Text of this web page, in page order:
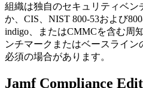
組織は独自のセキュリティベン
か、CIS、NIST 800-53および
indigo、またはCMMCを含む周
ンチマークまたはベースライ
必須の場合があります。
Jamf Compliance